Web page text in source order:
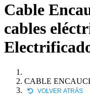
Cable
cables
CABLE
VOLVER ATRÁS